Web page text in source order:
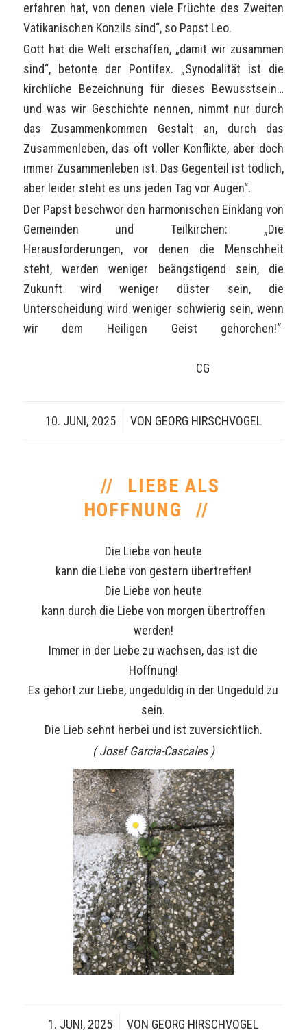
erfahren hat, von denen viele Früchte des Zweiten
Vatikanischen Konzils sind“, so Papst Leo.
Gott hat die Welt erschaffen, „damit wir zusammen
sind“, betonte der Pontifex. „Synodalität ist die
kirchliche Bezeichnung für dieses Bewusstsein…
und was wir Geschichte nennen, nimmt nur durch
das Zusammenkommen Gestalt an, durch das
Zusammenleben, das oft voller Konflikte, aber doch
immer Zusammenleben ist. Das Gegenteil ist tödlich,
aber leider steht es uns jeden Tag vor Augen“.
Der Papst beschwor den harmonischen Einklang von
Gemeinden und Teilkirchen: „Die
Herausforderungen, vor denen die Menschheit
steht, werden weniger beängstigend sein, die
Zukunft wird weniger düster sein, die
Unterscheidung wird weniger schwierig sein, wenn
wir dem Heiligen Geist gehorchen!“
CG
10. JUNI, 2025
/ VON GEORG HIRSCHVOGEL
LIEBE ALS
HOFFNUNG
Die Liebe von heute
kann die Liebe von gestern übertreffen!
Die Liebe von heute
kann durch die Liebe von morgen übertroffen
werden!
Immer in der Liebe zu wachsen, das ist die
Hoffnung!
Es gehört zur Liebe, ungeduldig in der Ungeduld zu
sein.
Die Lieb sehnt herbei und ist zuversichtlich.
( Josef Garcia-Cascales )
1. JUNI, 2025
/ VON GEORG HIRSCHVOGEL